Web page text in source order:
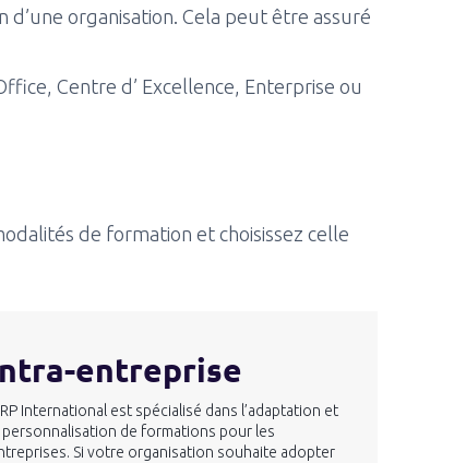
organisation. Cela peut être assuré
Centre d’ Excellence, Enterprise ou
de formation et choisissez celle
entreprise
International est spécialisé dans l’adaptation et
personnalisation de formations pour les
Si votre organisation souhaite adopter